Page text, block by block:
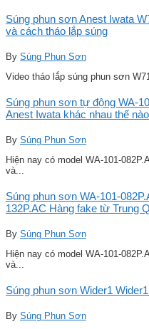
Súng phun sơn Anest Iwata
và cách tháo lắp súng
By Súng Phun Sơn
Video tháo lắp súng phun sơn
Súng phun sơn tự động WA-
Anest Iwata khác nhau thế
By Súng Phun Sơn
Hiện nay có model WA-101-
và...
Súng phun sơn WA-101-
132P.AC Hàng fake từ Trung
By Súng Phun Sơn
Hiện nay có model WA-101-
và...
Súng phun sơn Wider1
By Súng Phun Sơn